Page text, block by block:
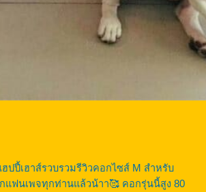
ปี้เฮาส์รวบรวมรีวิวคอกไซส์ M สำหรับ
กแฟนเพจทุกท่านแล้วน้าา🥰 คอกรุ่นนี้สูง 80